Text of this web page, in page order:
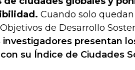
Cuando solo
de Desarrollo
investigadores presentan
su Índice de Ciudades